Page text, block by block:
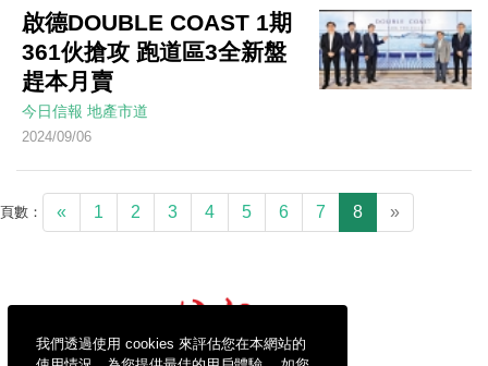
我們透過使用 cookies 來評估您在本網站的
啟德DOUBLE COAST 1期
361伙搶攻 跑道區3全新盤
趕本月賣
今日信報 地產市道
2024/09/06
頁數： « 1 2 3 4 5 6 7 8 »